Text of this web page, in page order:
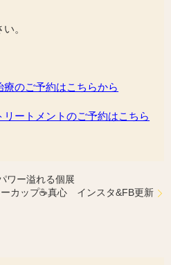
。
のご予約はこちらから
ートメントのご予約はこちら
ー溢れる個展
カップ☕️真心 インスタ&FB更新